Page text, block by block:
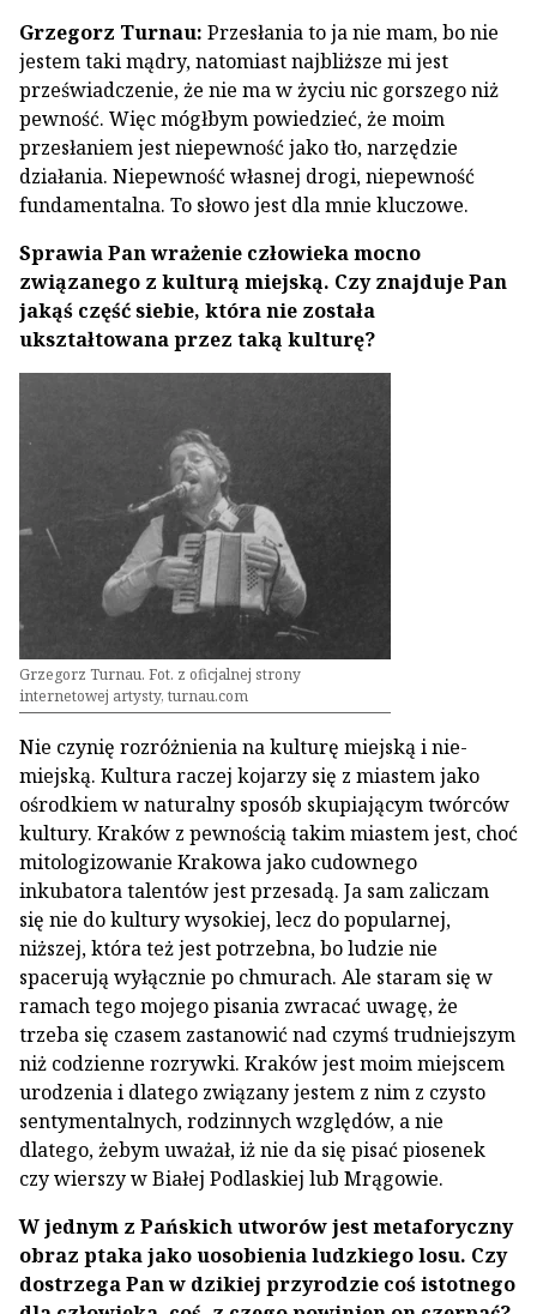
Grzegorz Turnau: Przesłania to ja nie mam, bo nie
jestem taki mądry, natomiast najbliższe mi jest
przeświadczenie, że nie ma w życiu nic gorszego niż
pewność. Więc mógłbym powiedzieć, że moim
przesłaniem jest niepewność jako tło, narzędzie
działania. Niepewność własnej drogi, niepewność
fundamentalna. To słowo jest dla mnie kluczowe.
Sprawia Pan wrażenie człowieka mocno
związanego z kulturą miejską. Czy znajduje Pan
jakąś część siebie, która nie została
ukształtowana przez taką kulturę?
Grzegorz Turnau. Fot. z oficjalnej strony
internetowej artysty, turnau.com
Nie czynię rozróżnienia na kulturę miejską i nie-
miejską. Kultura raczej kojarzy się z miastem jako
ośrodkiem w naturalny sposób skupiającym twórców
kultury. Kraków z pewnością takim miastem jest, choć
mitologizowanie Krakowa jako cudownego
inkubatora talentów jest przesadą. Ja sam zaliczam
się nie do kultury wysokiej, lecz do popularnej,
niższej, która też jest potrzebna, bo ludzie nie
spacerują wyłącznie po chmurach. Ale staram się w
ramach tego mojego pisania zwracać uwagę, że
trzeba się czasem zastanowić nad czymś trudniejszym
niż codzienne rozrywki. Kraków jest moim miejscem
urodzenia i dlatego związany jestem z nim z czysto
sentymentalnych, rodzinnych względów, a nie
dlatego, żebym uważał, iż nie da się pisać piosenek
czy wierszy w Białej Podlaskiej lub Mrągowie.
W jednym z Pańskich utworów jest metaforyczny
obraz ptaka jako uosobienia ludzkiego losu. Czy
dostrzega Pan w dzikiej przyrodzie coś istotnego